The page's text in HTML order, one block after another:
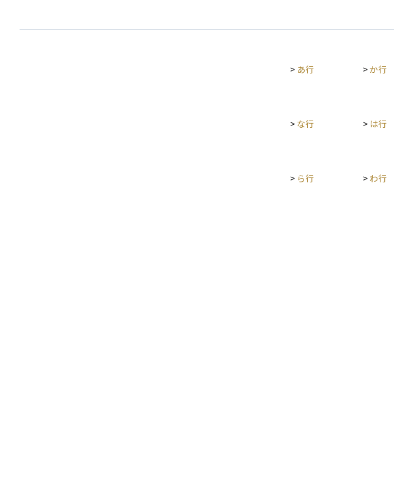
人がそれぞれ負担します。原則として70歳未満の
金だけでなく、障害年金や遺族年金なども含む包
康保険」に加入し
者）も一定の条
> あ行 >か行
> な行 > は行
> ら行 > わ行